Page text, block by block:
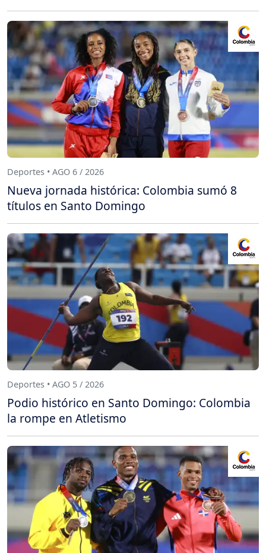
Deportes • AGO 6 / 2026
Nueva jornada histórica: Colombia sumó 8
títulos en Santo Domingo
Deportes • AGO 5 / 2026
Podio histórico en Santo Domingo: Colombia
la rompe en Atletismo